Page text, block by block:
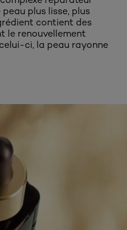
plus lisse, plus
contient des
le renouvellement
ci, la peau rayonne